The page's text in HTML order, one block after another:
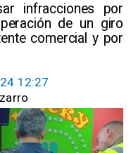
infracciones por
de un giro
comercial y por
12:27